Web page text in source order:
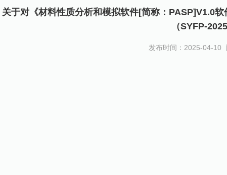
关于对《材料性质分析和模拟软件[简称：PASP]V1.0
（SYFP-
发布时间：2025-04-10